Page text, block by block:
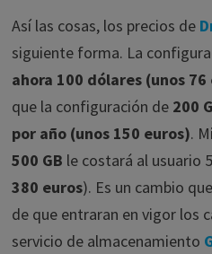
Así las cosas, los precios de
siguiente forma. La
ahora 100 dólares (unos
que la configuración de 200
por año (unos 150 euros).
500 GB le costará al usuario
380 euros). Es un cambio
de que entraran en vigor los
servicio de almacenamiento